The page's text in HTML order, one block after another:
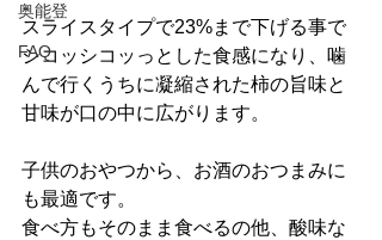
奥能登
FAQ
スライスタイプで23%まで下げる事で
シコッシコッっとした食感になり、噛
んで行くうちに凝縮された柿の旨味と
甘味が口の中に広がります。
子供のおやつから、お酒のおつまみに
も最適です。
食べ方もそのまま食べるの他、酸味な